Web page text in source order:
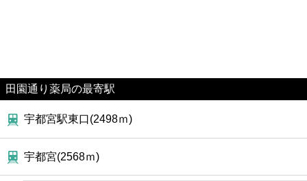
田園通り薬局の最寄駅
宇都宮駅東口(2498ｍ)
宇都宮(2568ｍ)